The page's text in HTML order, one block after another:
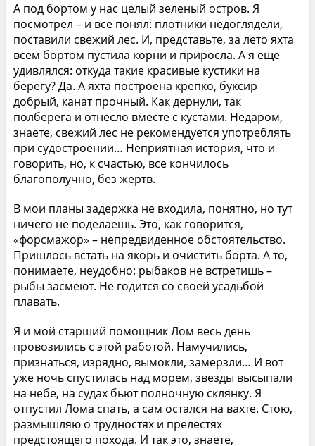
А под бортом у нас целый зеленый остров. Я
посмотрел – и все понял: плотники недоглядели,
поставили свежий лес. И, представьте, за лето яхта
всем бортом пустила корни и приросла. А я еще
удивлялся: откуда такие красивые кустики на
берегу? Да. А яхта построена крепко, буксир
добрый, канат прочный. Как дернули, так
полберега и отнесло вместе с кустами. Недаром,
знаете, свежий лес не рекомендуется употреблять
при судостроении… Неприятная история, что и
говорить, но, к счастью, все кончилось
благополучно, без жертв.
В мои планы задержка не входила, понятно, но тут
ничего не поделаешь. Это, как говорится,
«форсмажор» – непредвиденное обстоятельство.
Пришлось встать на якорь и очистить борта. А то,
понимаете, неудобно: рыбаков не встретишь –
рыбы засмеют. Не годится со своей усадьбой
плавать.
Я и мой старший помощник Лом весь день
провозились с этой работой. Намучились,
признаться, изрядно, вымокли, замерзли… И вот
уже ночь спустилась над морем, звезды высыпали
на небе, на судах бьют полночную склянку. Я
отпустил Лома спать, а сам остался на вахте. Стою,
размышляю о трудностях и прелестях
предстоящего похода. И так это, знаете,